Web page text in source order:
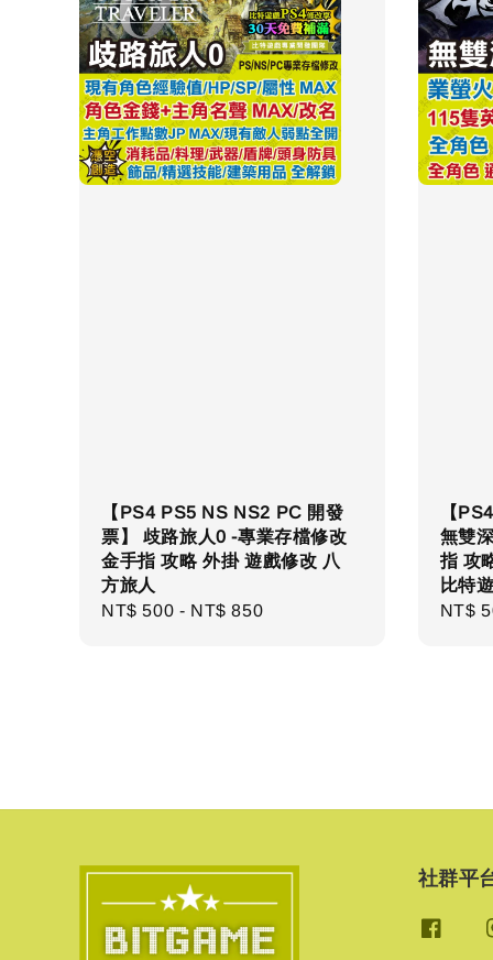
【PS4 PS5 NS NS2 PC 開發
票】 歧路旅人0 -專業存檔修改
金手指 攻略 外掛 遊戲修改 八
方旅人
Regular
NT$ 500 - NT$ 850
【
無雙
指 攻
比特
NT$
社群平